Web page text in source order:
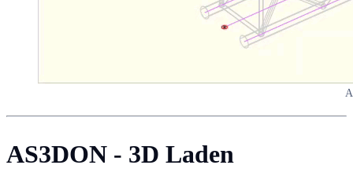
AS3DON - 3D Laden